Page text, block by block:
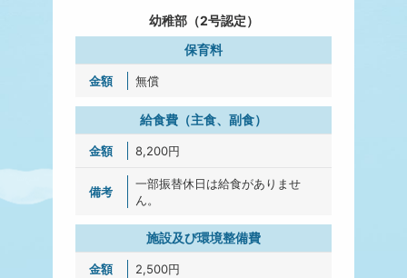
幼稚部（2号認定）
保育料
無償
給食費（主食、副食）
8,200円
一部振替休日は給食がありませ
ん。
施設及び環境整備費
2,500円